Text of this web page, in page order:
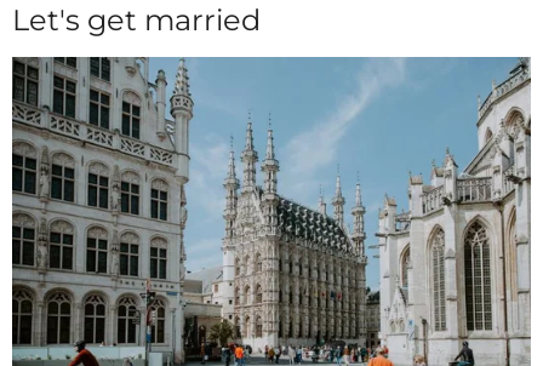
Let's get married